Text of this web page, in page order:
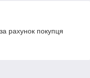
рахунок покупця